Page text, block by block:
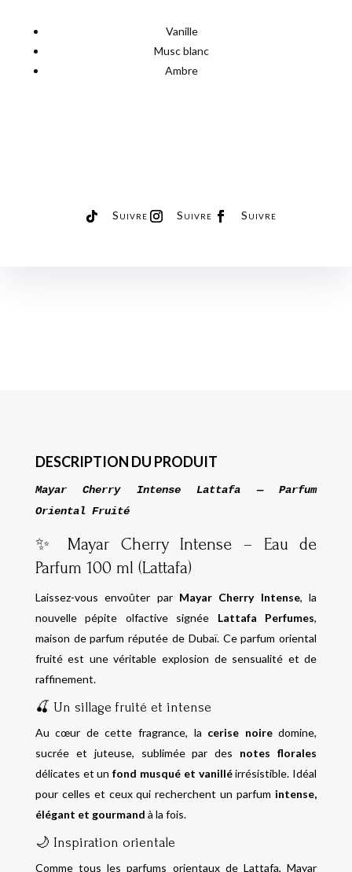
Vanille
Musc blanc
Ambre
Suivre Suivre Suivre
DESCRIPTION DU PRODUIT
Mayar Cherry Intense Lattafa — Parfum
Oriental Fruité
✨ Mayar Cherry Intense – Eau de
Parfum 100 ml (Lattafa)
Laissez-vous envoûter par Mayar Cherry Intense, la
nouvelle pépite olfactive signée Lattafa Perfumes,
maison de parfum réputée de Dubaï. Ce parfum oriental
fruité est une véritable explosion de sensualité et de
raffinement.
🍒 Un sillage fruité et intense
Au cœur de cette fragrance, la cerise noiredomine,
sucrée et juteuse, sublimée par des notes florales
délicates et unfond musqué et vanilléirrésistible. Idéal
pour celles et ceux qui recherchent un parfum intense,
élégant et gourmand à la fois.
🌙 Inspiration orientale
Comme tous les parfums orientaux de Lattafa, Mayar